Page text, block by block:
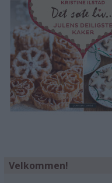
Velkommen!